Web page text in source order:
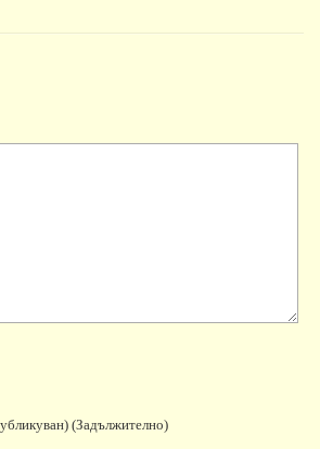
(задължително)